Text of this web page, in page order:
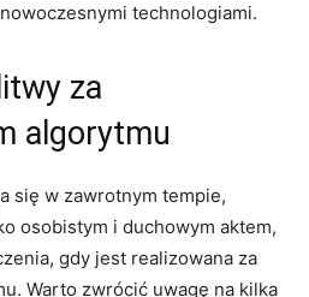
technologiami.
za
algorytmu
się w zawrotnym tempie,
osobistym i duchowym aktem,
gdy jest realizowana za
Warto zwrócić uwagę na kilka